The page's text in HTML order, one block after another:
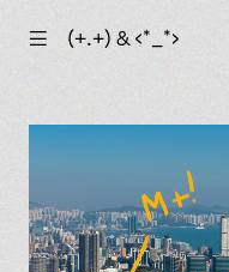
☰ (+.+) & ‹*_*›